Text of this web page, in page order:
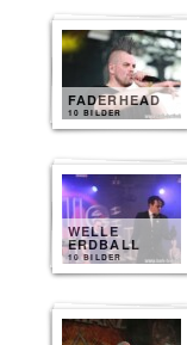
FADERHEAD
10 BILDER
WELLE
ERDBALL
10 BILDER